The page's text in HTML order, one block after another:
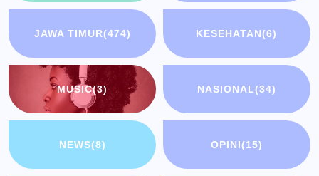
JAWA TIMUR(474) KESEHATAN(6)
MUSIC(3) NASIONAL(34)
NEWS(8) OPINI(15)